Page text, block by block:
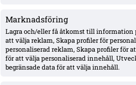
Marknadsföring
Lagra och/eller få åtkomst till information
att välja reklam, Skapa profiler för
personaliserad reklam, Skapa profiler för
för att välja personaliserad innehåll,
begränsade data för att välja innehåll.